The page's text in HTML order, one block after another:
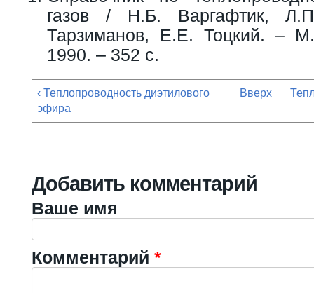
газов / Н.Б. Варгафтик,
Тарзиманов, Е.Е. Тоцкий. –
1990. – 352 с.
‹ Теплопроводность диэтилового
эфира
Вверх
Добавить комментарий
Ваше имя
Комментарий *